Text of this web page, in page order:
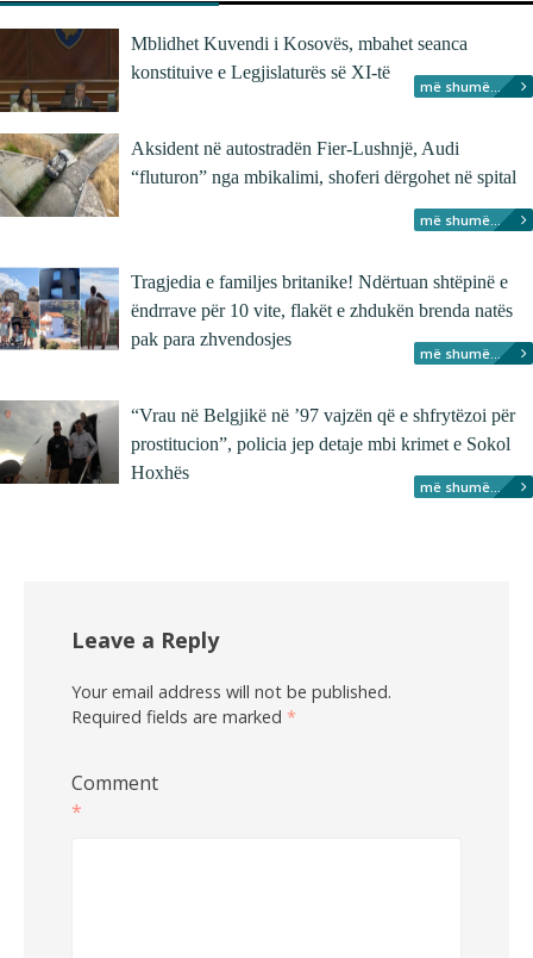
Mblidhet Kuvendi i Kosovës, mbahet seanca
konstituive e Legjislaturës së XI-të
më shumë...
Aksident në autostradën Fier-Lushnjë, Audi
“fluturon” nga mbikalimi, shoferi dërgohet në spital
më shumë...
Tragjedia e familjes britanike! Ndërtuan shtëpinë e
ëndrrave për 10 vite, flakët e zhdukën brenda natës
pak para zhvendosjes
më shumë...
“Vrau në Belgjikë në ’97 vajzën që e shfrytëzoi për
prostitucion”, policia jep detaje mbi krimet e Sokol
Hoxhës
më shumë...
Leave a Reply
Your email address will not be published.
Required fields are marked *
Comment
*